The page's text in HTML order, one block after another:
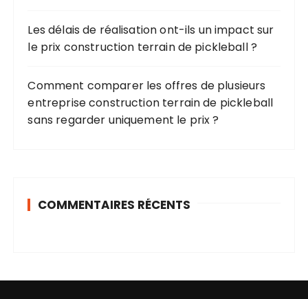
Les délais de réalisation ont-ils un impact sur
le prix construction terrain de pickleball ?
Comment comparer les offres de plusieurs
entreprise construction terrain de pickleball
sans regarder uniquement le prix ?
COMMENTAIRES RÉCENTS